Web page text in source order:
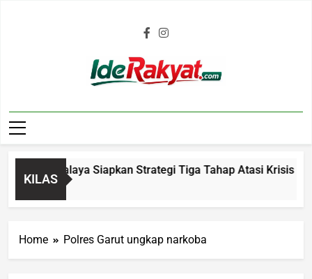
Iderakyat.com
KILAS
Tasikmalaya Siapkan Strategi Tiga Tahap Atasi Krisis Air
Home Polres Garut ungkap narkoba